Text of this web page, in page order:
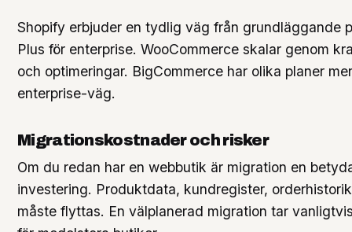
Shopify erbjuder en tydlig väg från grundläggande
Plus för enterprise. WooCommerce skalar genom
och optimeringar. BigCommerce har olika planer
enterprise-väg.
Migrationskostnader och risker
Om du redan har en webbutik är migration en
investering. Produktdata, kundregister,
måste flyttas. En välplanerad migration tar